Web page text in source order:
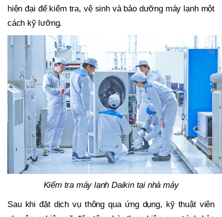
hiện đại để kiểm tra, vệ sinh và bảo dưỡng máy lạnh một
cách kỹ lưỡng.
Kiểm tra máy lạnh Daikin tại nhà máy
Sau khi đặt dịch vụ thông qua ứng dụng, kỹ thuật viên